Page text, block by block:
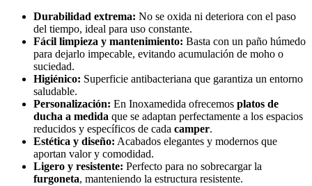
Durabilidad extrema: No se oxida ni deteriora con el paso
del tiempo, ideal para uso constante.
Fácil limpieza y mantenimiento: Basta con un paño húmedo
para dejarlo impecable, evitando acumulación de moho o
suciedad.
Higiénico: Superficie antibacteriana que garantiza un entorno
saludable.
Personalización: En Inoxamedida ofrecemos platos de
ducha a medida que se adaptan perfectamente a los espacios
reducidos y específicos de cada camper.
Estética y diseño: Acabados elegantes y modernos que
aportan valor y comodidad.
Ligero y resistente: Perfecto para no sobrecargar la
furgoneta, manteniendo la estructura resistente.